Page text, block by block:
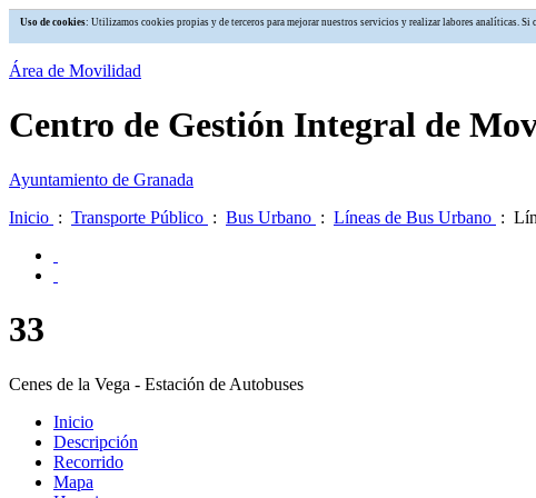
Uso de cookies: Utilizamos cookies propias y de terceros para mejorar nuestros servicios y realizar labores analíticas.
Área de Movilidad
Centro de Gestión Integral de
Ayuntamiento de Granada
Inicio : Transporte Público : Bus Urbano : Líneas de Bus Urbano :
33
Cenes de la Vega - Estación de Autobuses
Inicio
Descripción
Recorrido
Mapa